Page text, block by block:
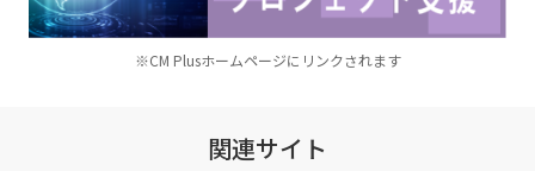
※CM Plusホームページにリンクされます
関連サイト